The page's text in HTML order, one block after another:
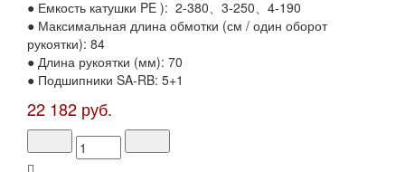
● Емкость катушки PE ): 2-380、3-250、4-190
● Максимальная длина обмотки (см / один оборот
рукоятки): 84
● Длина рукоятки (мм): 70
● Подшипники SA-RB: 5+1
22 182 руб.